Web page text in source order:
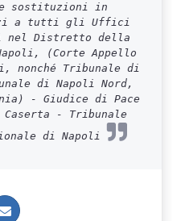
sostituzioni in
a tutti gli Uffici
nel Distretto della
(Corte Appello
nonché Tribunale di
di Napoli Nord,
- Giudice di Pace
- Tribunale
di Napoli